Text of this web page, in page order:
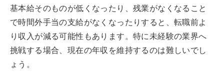
基本給そのものが低くなったり、残業がなくなること
で時間外手当の支給がなくなったりすると、転職前よ
り収入が減る可能性もあります。特に未経験の業界へ
挑戦する場合、現在の年収を維持するのは難しいでし
ょう。